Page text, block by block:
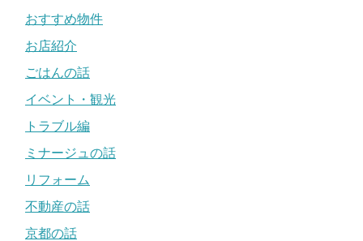
おすすめ物件
お店紹介
ごはんの話
イベント・観光
トラブル編
ミナージュの話
リフォーム
不動産の話
京都の話